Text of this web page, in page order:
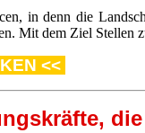
in denn die
Mit dem Ziel Stellen
<<